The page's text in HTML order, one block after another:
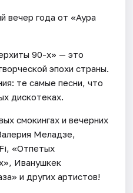
вечер года от «Аура
90-х» — это
эпохи страны.
те самые песни, что
дискотеках.
смокингах и вечерних
Меладзе,
«Отпетых
Иванушкек
и других артистов!